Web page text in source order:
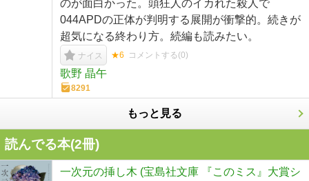
のが面白かった。頭狂人のイカれた殺人で
044APDの正体が判明する展開が衝撃的。続きが
超気になる終わり方。続編も読みたい。
ナイス ★6 コメントする(0)
歌野 晶午
8291
もっと見る
読んでる本(2冊)
一次元の挿し木 (宝島社文庫 『このミス』大賞シ